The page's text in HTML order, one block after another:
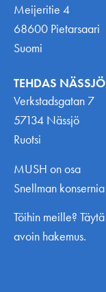
Meijeritie 4
68600 Pietarsaari
Suomi
TEHDAS NÄSSJÖ
Verkstadsgatan 7
57134 Nässjö
Ruotsi
MUSH on osa
Snellman konsernia
Töihin meille? Täytä
avoin hakemus.